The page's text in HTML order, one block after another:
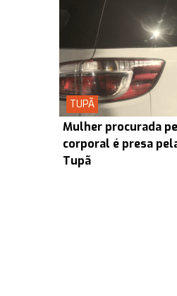
TUPÃ
Mulher procurada
corporal é presa
Tupã